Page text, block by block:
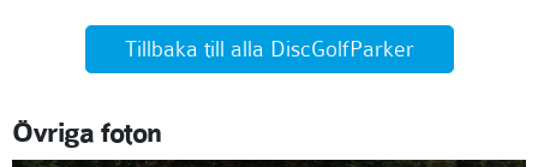
Tillbaka till alla DiscGolfParker
Övriga foton